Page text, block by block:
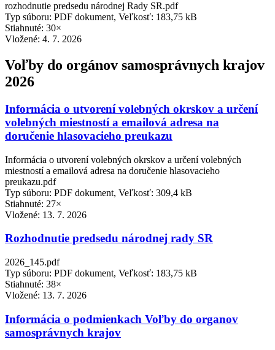
rozhodnutie predsedu národnej Rady SR.pdf
Typ súboru: PDF dokument, Veľkosť: 183,75 kB
Stiahnuté: 30×
Vložené: 4. 7. 2026
Voľby do orgánov samosprávnych krajov
2026
Informácia o utvorení volebných okrskov a určení
volebných miestností a emailová adresa na
doručenie hlasovacieho preukazu
Informácia o utvorení volebných okrskov a určení volebných
miestností a emailová adresa na doručenie hlasovacieho
preukazu.pdf
Typ súboru: PDF dokument, Veľkosť: 309,4 kB
Stiahnuté: 27×
Vložené: 13. 7. 2026
Rozhodnutie predsedu národnej rady SR
2026_145.pdf
Typ súboru: PDF dokument, Veľkosť: 183,75 kB
Stiahnuté: 38×
Vložené: 13. 7. 2026
Informácia o podmienkach Voľby do organov
samosprávnych krajov